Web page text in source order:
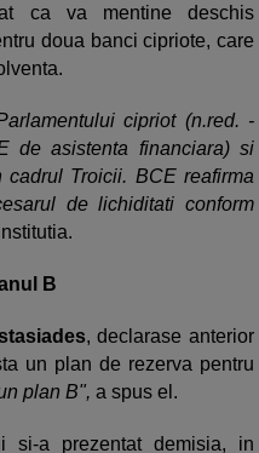
ca va mentine deschis
doua banci cipriote, care
cipriot (n.red. -
de asistenta financiara) si
Troicii. BCE reafirma
de lichiditati conform
B
, declarase anterior
un plan de rezerva pentru
plan B", a spus el.
si-a prezentat demisia, in